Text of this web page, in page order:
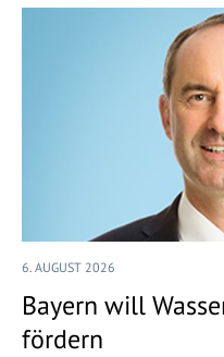
6. AUGUST 2026
Bayern will
fördern